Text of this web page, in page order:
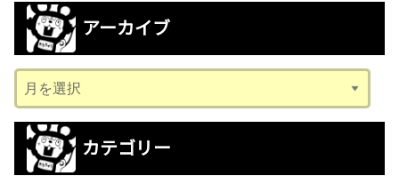
アーカイブ
ー
カ
ブ
カテゴリー